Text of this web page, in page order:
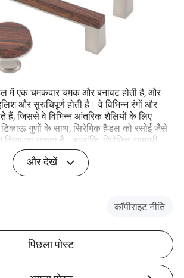
में एक चमकदार चमक और बनावट होती है, और
और सुरुचिपूर्ण होती है। वे विभिन्न रंगों और
हैं, जिससे वे विभिन्न आंतरिक शैलियों के लिए
गुणों के साथ, सिरेमिक हैंडल को रसोई जैसे
किया जा सकता है। हालांकि, सिरेमिक सामग्री
के दौरान क्षति के प्रति संवेदनशील होती है।
और देखें
कॉपीराइट नीति
पिछला पोस्ट